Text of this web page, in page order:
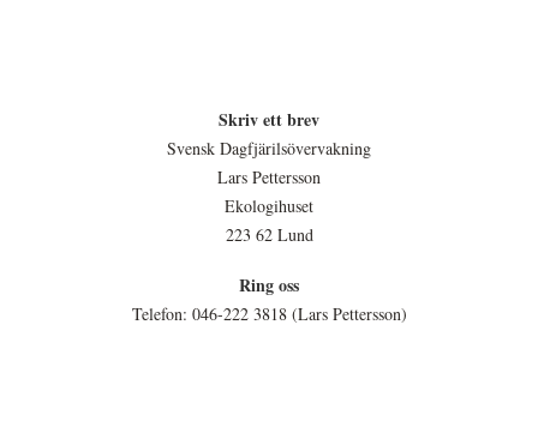
Skriv ett brev
Svensk Dagfjärilsövervakning
Lars Pettersson
Ekologihuset
223 62 Lund
Ring oss
Telefon: 046-222 3818 (Lars Pettersson)